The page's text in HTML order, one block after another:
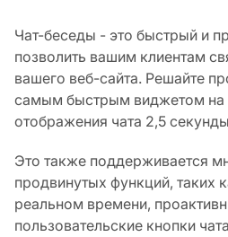
Чат-беседы - это быстрый и
позволить вашим клиентам
вашего веб-сайта. Решайте
самым быстрым виджетом на
отображения чата 2,5
Это также поддерживается
продвинутых функций, таких
реальном времени,
пользовательские кнопки